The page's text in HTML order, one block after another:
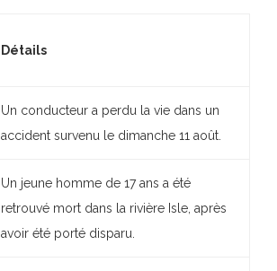
Détails
Un conducteur a perdu la vie dans un
accident survenu le dimanche 11 août.
Un jeune homme de 17 ans a été
retrouvé mort dans la rivière Isle, après
avoir été porté disparu.